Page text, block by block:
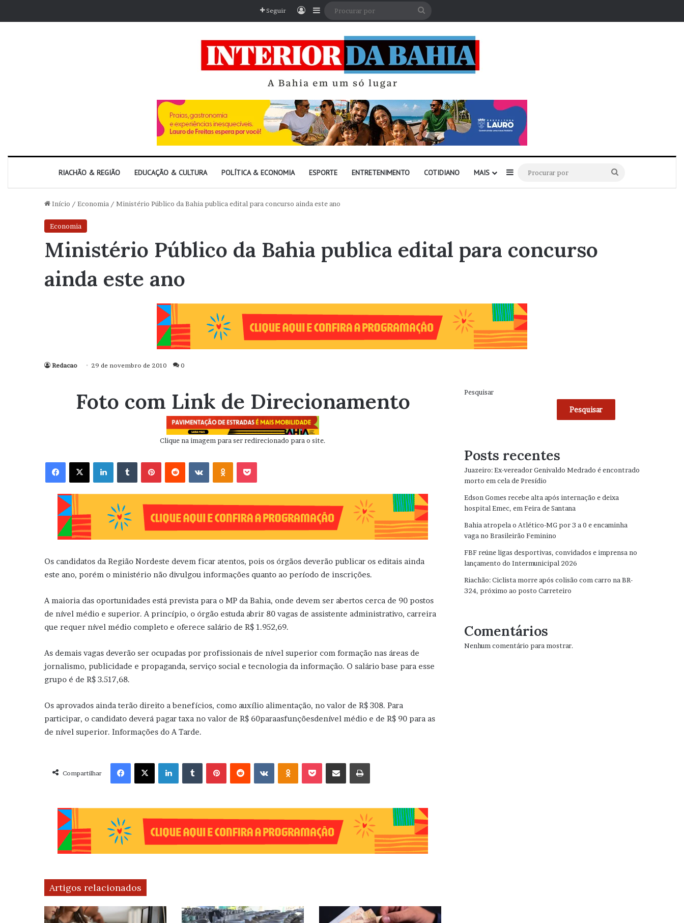
Seguir EntrarBarra Lateral
RIACHÃO & REGIÃO EDUCAÇÃO & CULTURA POLÍTICA & ECONOMIA ESPORTE ENTRETENIMENTO COTIDIANO MAIS Barra Lateral
por
Início / Economia / Ministério Público da Bahia publica edital para concurso ainda este ano
Economia
Ministério Público da Bahia publica edital para concurso
ainda este ano
Redacao 29 de novembro de 2010 0
Foto com Link de Direcionamento
Clique na imagem para ser redirecionado para o site.
Facebook X Linkedin VK OK
Os candidatos da Região Nordeste devem ficar atentos, pois os órgãos deverão publicar os editais ainda
este ano, porém o ministério não divulgou informações quanto ao período de inscrições.
A maioria das oportunidades está prevista para o MP da Bahia, onde devem ser abertos cerca de 90 postos
de nível médio e superior. A princípio, o órgão estuda abrir 80 vagas de assistente administrativo, carreira
que requer nível médio completo e oferece salário de R$ 1.952,69.
As demais vagas deverão ser ocupadas por profissionais de nível superior com formação nas áreas de
jornalismo, publicidade e propaganda, serviço social e tecnologia da informação. O salário base para esse
grupo é de R$ 3.517,68.
Os aprovados ainda terão direito a benefícios, como auxílio alimentação, no valor de R$ 308. Para
participar, o candidato deverá pagar taxa no valor de R$ 60paraasfunçõesdenível médio e de R$ 90 para as
de nível superior. Informações do A Tarde.
Compartilhar
Facebook X Linkedin VK OK
Artigos relacionados
Pesquisar
Pesquisar
Posts recentes
Juazeiro: Ex-vereador Genivaldo Medrado é encontrado
morto em cela de Presídio
Edson Gomes recebe alta após internação e deixa
hospital Emec, em Feira de Santana
Bahia atropela o Atlético-MG por 3 a 0 e encaminha
vaga no Brasileirão Feminino
FBF reúne ligas desportivas, convidados e imprensa no
lançamento do Intermunicipal 2026
Riachão: Ciclista morre após colisão com carro na BR-
324, próximo ao posto Carreteiro
Comentários
Nenhum comentário para mostrar.